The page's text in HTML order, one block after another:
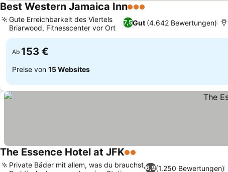
Best Western Jamaica Inn3 Sterne
7,5Gut (4.642 Bewertungen)
Gute Erreichbarkeit des Viertels
Briarwood, Fitnesscenter vor Ort
Ab 153 €
Preise von 15 Websites
The Essence Hotel at JFK2 Sterne
6,9(1.250 Bewertungen)
Private Bäder mit allem, was du brauchst,